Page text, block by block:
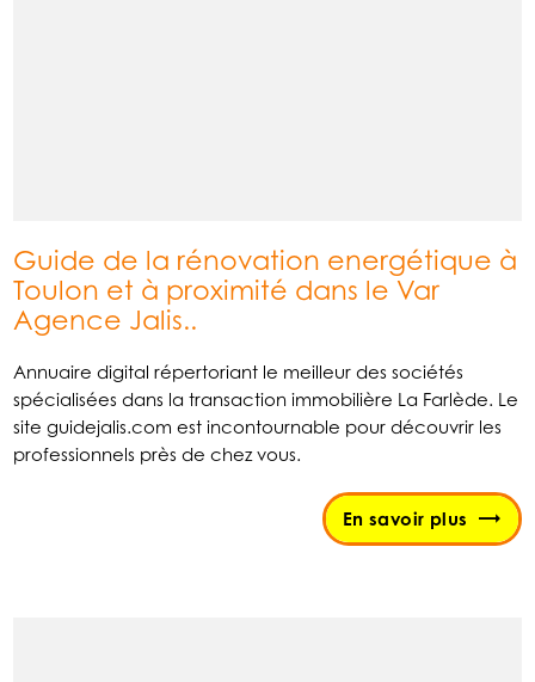
Guide de la rénovation energétique à
Toulon et à proximité dans le Var
Agence Jalis..
Annuaire digital répertoriant le meilleur des sociétés
spécialisées dans la transaction immobilière La Farlède. Le
site guidejalis.com est incontournable pour découvrir les
professionnels près de chez vous.
En savoir plus